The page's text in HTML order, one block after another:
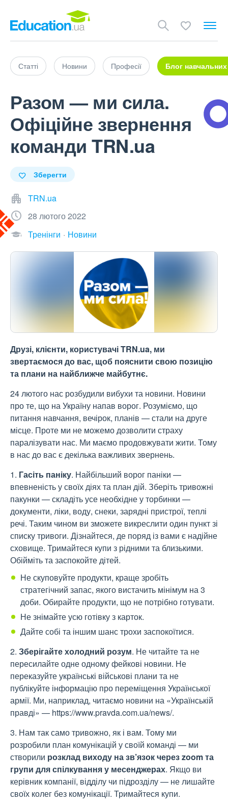
Статті Новини Професії Блог навчальних
Разом — ми сила.
Офіційне звернення
команди TRN.ua
Зберегти
TRN.ua
28 лютого 2022
Тренінги
Новини
Друзі, клієнти, користувачі TRN.ua, ми
звертаємося до вас, щоб пояснити свою позицію
та плани на найближче майбутнє.
24 лютого нас розбудили вибухи та новини. Новини
про те, що на Україну напав ворог. Розуміємо, що
питання навчання, вечірок, планів — стали на друге
місце. Проте ми не можемо дозволити страху
паралізувати нас. Ми маємо продовжувати жити. Тому
в нас до вас є декілька важливих звернень.
1. Гасіть паніку. Найбільший ворог паніки —
впевненість у своїх діях та план дій. Зберіть тривожні
пакунки — складіть усе необхідне у торбинки —
документи, ліки, воду, снеки, зарядні пристрої, теплі
речі. Таким чином ви зможете викреслити один пункт зі
списку тривоги. Дізнайтеся, де поряд із вами є надійне
сховище. Тримайтеся купи з рідними та близькими.
Обійміть та заспокойте дітей.
Не скуповуйте продукти, краще зробіть
стратегічний запас, якого вистачить мінімум на 3
доби. Обирайте продукти, що не потрібно готувати.
Не знімайте усю готівку з карток.
Дайте собі та іншим шанс трохи заспокоїтися.
2. Зберігайте холодний розум. Не читайте та не
пересилайте одне одному фейкові новини. Не
переказуйте українські військові плани та не
публікуйте інформацію про переміщення Української
армії. Ми, наприклад, читаємо новини на «Українській
правді» — https://www.pravda.com.ua/news/.
3. Нам так само тривожно, як і вам. Тому ми
розробили план комунікацій у своїй команді — ми
створили розклад виходу на зв’язок через zoom та
групи для спілкування у месенджерах. Якщо ви
керівник компанії, відділу чи підрозділу — не лишайте
своїх колег без комунікації. Тримайтеся купи.